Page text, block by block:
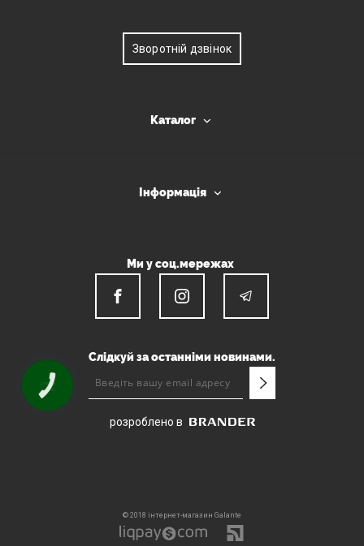
Зворотній дзвінок
Каталог
Інформація
Ми у соц.мережах
Слідкуй за останніми новинами.
розроблено в
© 2018 інтернет-магазин Galante
КНОПКА
ЗВ'ЯЗКУ